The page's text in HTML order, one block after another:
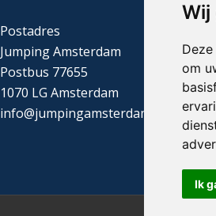
Wij
om
Ik
Postadres
Jumping Amsterdam
Postbus 77655
1070 LG Amsterdam
info@jumpingamsterdam.nl